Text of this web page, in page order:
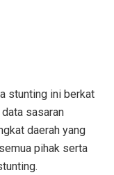
stunting ini berkat
sasaran
daerah yang
pihak serta